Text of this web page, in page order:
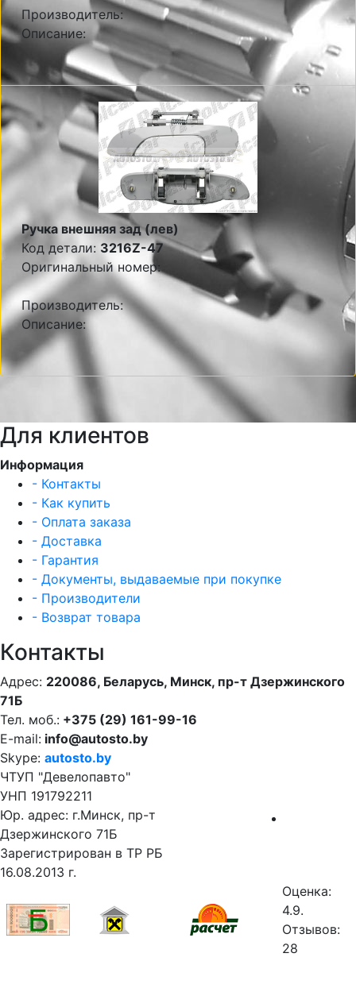
Производитель:
Описание:
Ручка внешняя зад (лев)
Код детали: 3216Z-47
Оригинальный номер:
Производитель:
Описание:
Для клиентов
Информация
- Контакты
- Как купить
- Оплата заказа
- Доставка
- Гарантия
- Документы, выдаваемые при покупке
- Производители
- Возврат товара
Контакты
Адрес: 220086, Беларусь, Минск, пр-т Дзержинского
71Б
Тел. моб.: +375 (29) 161-99-16
E-mail: info@autosto.by
Skype: autosto.by
ЧТУП "Девелопавто"
УНП 191792211
Юр. адрес: г.Минск, пр-т
Дзержинского 71Б
Зарегистрирован в ТР РБ
16.08.2013 г.
Оценка:
4.9.
Отзывов:
28